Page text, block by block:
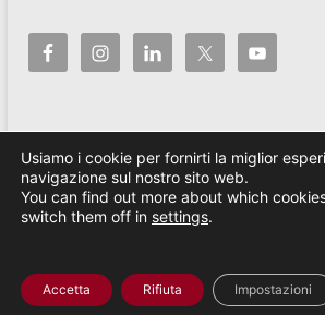
Contatti
Privacy
Usiamo i cookie per fornirti la miglior
navigazione sul nostro sito web.
You can find out more about which
switch them off in settings.
Accetta Rifiuta Impostazioni